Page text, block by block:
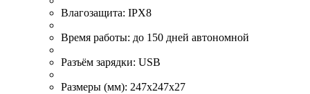
Влагозащита: IPX8
Время работы: до 150 дней автономной
Разъём зарядки: USB
Размеры (мм): 247x247x27